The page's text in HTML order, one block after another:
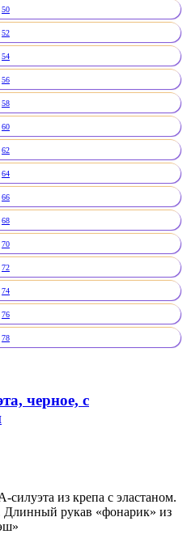
50
52
54
56
58
60
62
64
66
68
70
72
74
76
78
черное, с
из крепа с эластаном.
Длинный рукав «фонарик» из